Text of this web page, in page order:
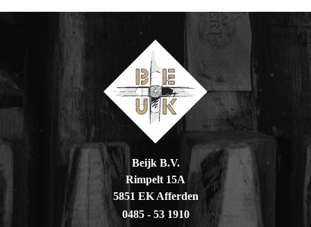
Beijk B.V.
Rimpelt 15A
5851 EK Afferden
0485 - 53 1910